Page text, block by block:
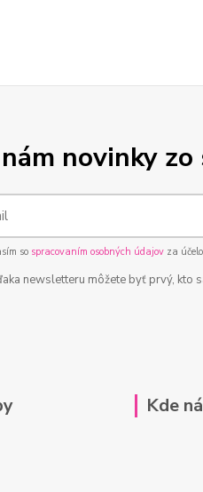
novinky
so spracovaním osobných údajovza
newsletteru môžete byť prvý, kto
Kde